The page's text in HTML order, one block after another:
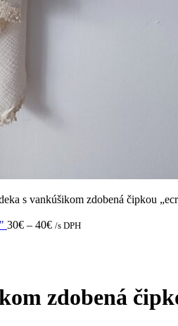
s vankúšikom zdobená čipkou
30€ – 40€ /s DPH
zdobená